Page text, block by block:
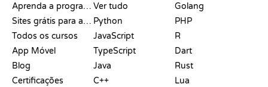
Aprenda a programar
Sites grátis para aprender a programar
Todos os cursos
App Móvel
Blog
Certificações
Ver tudo
Python
JavaScript
TypeScript
Java
C++
Golang
PHP
R
Dart
Rust
Lua